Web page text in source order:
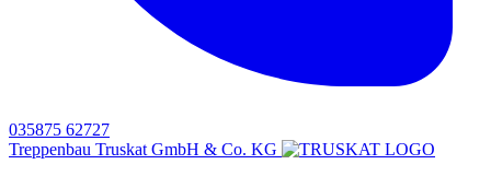
035875 62727
Treppenbau Truskat GmbH & Co. KG